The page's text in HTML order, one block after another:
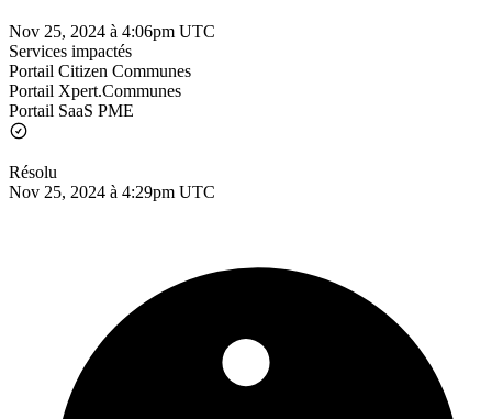
Nov 25, 2024 à 4:06pm UTC
Services impactés
Portail Citizen Communes
Portail Xpert.Communes
Portail SaaS PME
Résolu
Nov 25, 2024 à 4:29pm UTC